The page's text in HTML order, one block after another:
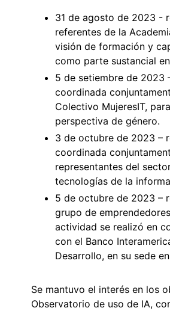
31 de agosto de 2023 -
referentes de la
visión de formación y
como parte sustancial
5 de setiembre de 2023
coordinada
Colectivo MujeresIT,
perspectiva de género.
3 de octubre de 2023 –
coordinada
representantes del
tecnologías de la
5 de octubre de 2023 –
grupo de
actividad se realizó en
con el Banco
Desarrollo, en su sede
Se mantuvo el interés en los
Observatorio de uso de IA,